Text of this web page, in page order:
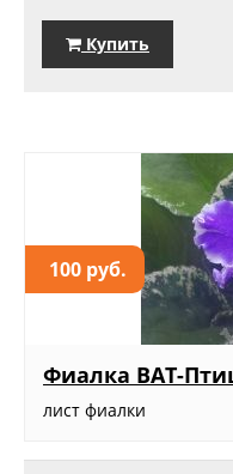
Купить
100 руб.
Фиалка ВАТ-
лист фиалки